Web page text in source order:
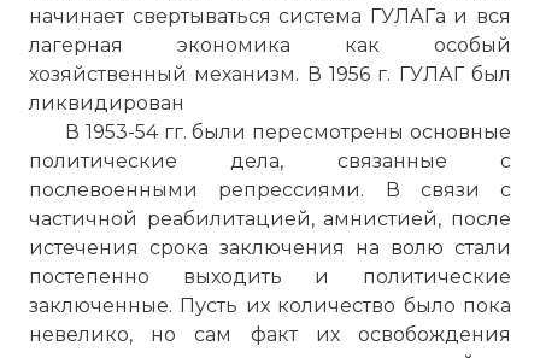
начинает свертываться система ГУЛАГа и вся
лагерная экономика как особый
хозяйственный механизм. В 1956 г. ГУЛАГ был
ликвидирован
В 1953-54 гг. были пересмотрены основные
политические дела, связанные с
послевоенными репрессиями. В связи с
частичной реабилитацией, амнистией, после
истечения срока заключения на волю стали
постепенно выходить и политические
заключенные. Пусть их количество было пока
невелико, но сам факт их освобождения